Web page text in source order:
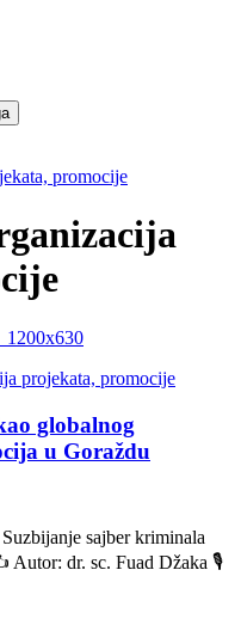
promocije
projekata, promocije
globalnog
u Goraždu
sajber kriminala
Autor: dr. sc. Fuad Džaka 🎙️